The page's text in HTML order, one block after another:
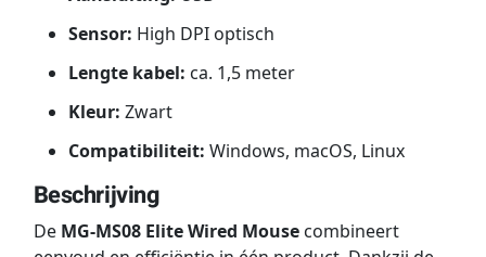
Sensor: High DPI optisch
Lengte kabel: ca. 1,5 meter
Kleur: Zwart
Compatibiliteit: Windows, macOS, Linux
Beschrijving
De MG-MS08 Elite Wired Mousecombineert